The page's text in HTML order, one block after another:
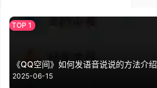
《QQ空间》如何发语音说说的方法介绍
2025-06-15